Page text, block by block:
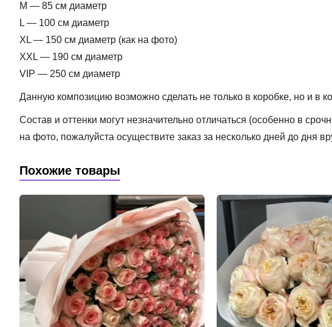
M — 85 см диаметр
L — 100 см диаметр
XL — 150 см диаметр (как на фото)
XXL — 190 см диаметр
VIP — 250 см диаметр
Данную композицию возможно сделать не только в коробке, но и в
Состав и оттенки могут незначительно отличаться (особенно в
на фото, пожалуйста осуществите заказ за несколько дней до дня
Похожие товары